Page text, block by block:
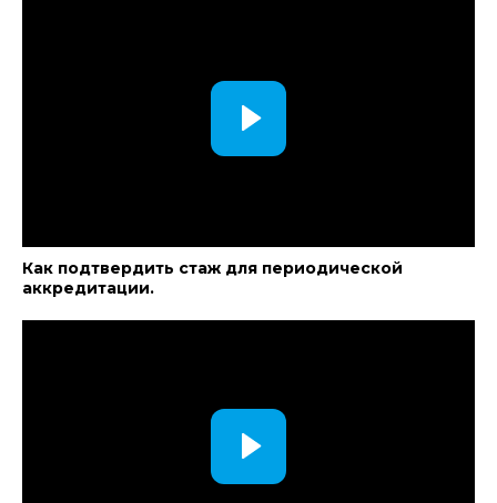
Как подтвердить стаж для периодической
аккредитации.